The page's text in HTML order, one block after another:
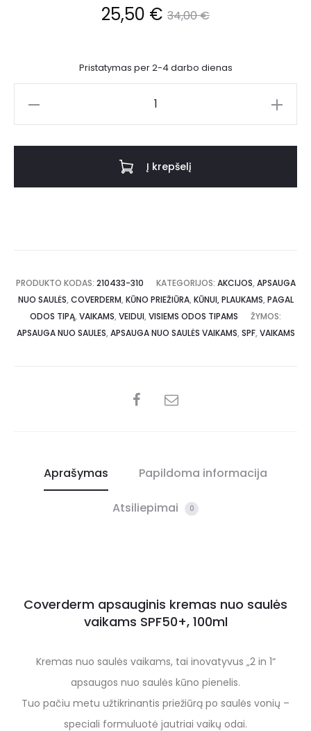
34,00€
25,50 €
Pristatymas per 2-4 darbo dienas
Į krepšelį
PRODUKTO KODAS: 210433-310 KATEGORIJOS: AKCIJOS, APSAUGA
NUO SAULĖS, COVERDERM, KŪNO PRIEŽIŪRA, KŪNUI, PLAUKAMS, PAGAL
ODOS TIPĄ, VAIKAMS, VEIDUI, VISIEMS ODOS TIPAMS
ŽYMOS:
APSAUGA NUO SAULES, APSAUGA NUO SAULĖS VAIKAMS, SPF, VAIKAMS
Aprašymas Papildoma informacija
Atsiliepimai 0
Coverderm apsauginis kremas nuo saulės
vaikams SPF50+, 100ml
Kremas nuo saulės vaikams, tai inovatyvus „2 in 1“
apsaugos nuo saulės kūno pienelis.
Tuo pačiu metu užtikrinantis priežiūrą po saulės vonių –
speciali formuluotė jautriai vaikų odai.